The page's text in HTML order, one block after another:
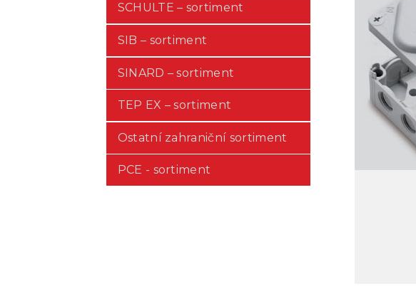
SCHULTE – sortiment
SIB – sortiment
SINARD – sortiment
TEP EX – sortiment
Ostatní zahraniční sortiment
PCE - sortiment